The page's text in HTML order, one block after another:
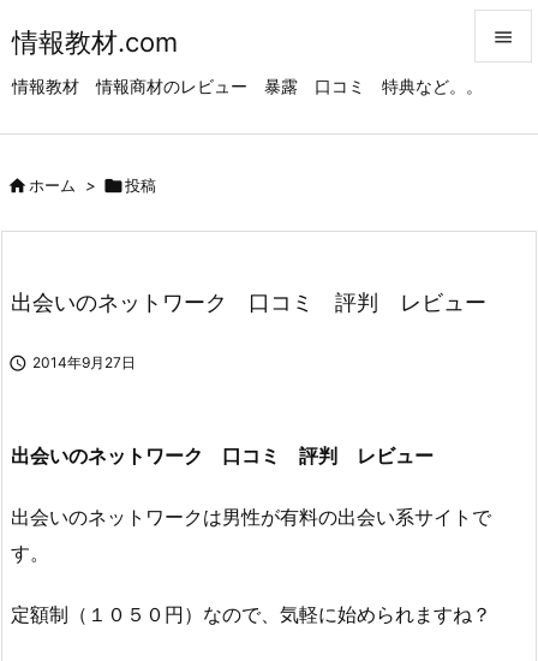
情報教材.com
情報教材 情報商材のレビュー 暴露 口コミ 特典など。。

前へ
ホーム > 投稿
出会いのネットワーク 口コミ 評判 レビュー
 2014年9月27日
出会いのネットワーク 口コミ 評判 レビュー
出会いのネットワークは男性が有料の出会い系サイトで
す。
定額制（１０５０円）なので、気軽に始められますね？